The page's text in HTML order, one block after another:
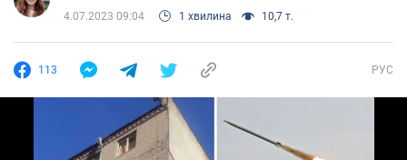
4.07.2023 09:04 1 хвилина 10,7 т.
113 РУС